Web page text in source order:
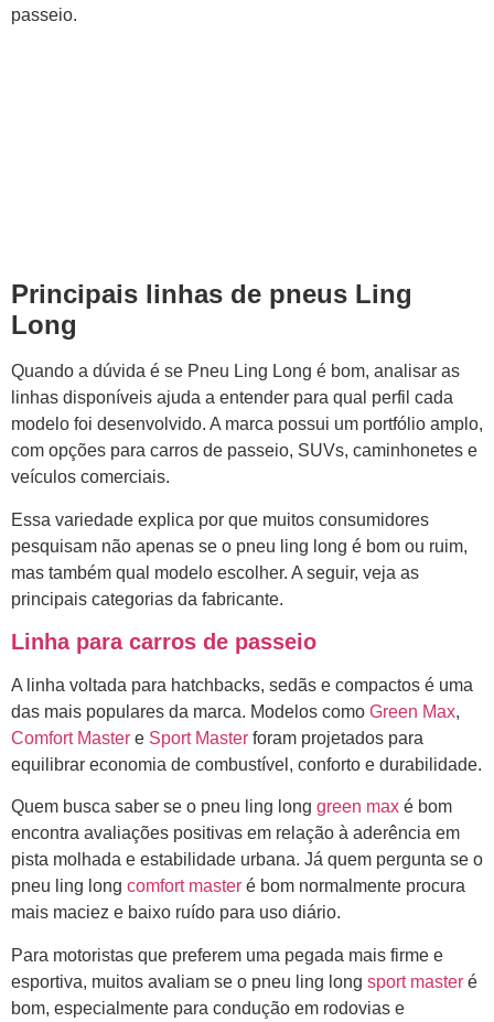
passeio.
Principais linhas de pneus Ling
Long
Quando a dúvida é se Pneu Ling Long é bom, analisar as
linhas disponíveis ajuda a entender para qual perfil cada
modelo foi desenvolvido. A marca possui um portfólio amplo,
com opções para carros de passeio, SUVs, caminhonetes e
veículos comerciais.
Essa variedade explica por que muitos consumidores
pesquisam não apenas se o pneu ling long é bom ou ruim,
mas também qual modelo escolher. A seguir, veja as
principais categorias da fabricante.
Linha para carros de passeio
A linha voltada para hatchbacks, sedãs e compactos é uma
das mais populares da marca. Modelos como Green Max,
Comfort Master e Sport Master foram projetados para
equilibrar economia de combustível, conforto e durabilidade.
Quem busca saber se o pneu ling long green max é bom
encontra avaliações positivas em relação à aderência em
pista molhada e estabilidade urbana. Já quem pergunta se o
pneu ling long comfort master é bom normalmente procura
mais maciez e baixo ruído para uso diário.
Para motoristas que preferem uma pegada mais firme e
esportiva, muitos avaliam se o pneu ling long sport master é
bom, especialmente para condução em rodovias e